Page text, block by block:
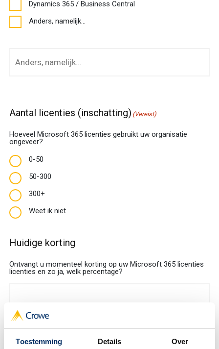
Toestemming Details Over
Dynamics 365 / Business Central
Anders, namelijk...
namelijk...
Aantal licenties (inschatting) (Vereist)
Hoeveel Microsoft 365 licenties gebruikt uw organisatie
ongeveer?
0-50
50-300
300+
Weet ik niet
Huidige korting
Ontvangt u momenteel korting op uw Microsoft 365 licenties
licenties en zo ja, welk percentage?